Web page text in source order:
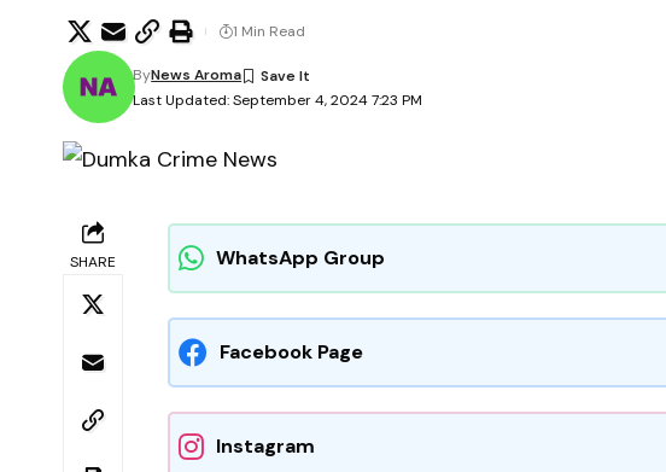
Last Updated: September 4, 2024 7:23 PM
ByNews Aroma
1 Min Read
SHARE WhatsApp Group
Facebook Page
Instagram